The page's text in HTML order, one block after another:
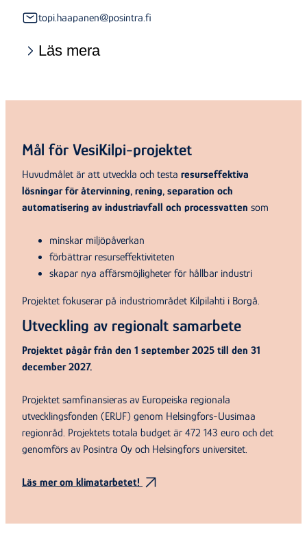
topi.haapanen@posintra.fi
Läs mera
Mål för VesiKilpi-projektet
Huvudmålet är att utveckla och testa resurseffektiva
lösningar för återvinning, rening, separation och
automatisering av industriavfall och processvatten som
minskar miljöpåverkan
förbättrar resurseffektiviteten
skapar nya affärsmöjligheter för hållbar industri
Projektet fokuserar på industriområdet Kilpilahti i Borgå.
Utveckling av regionalt samarbete
Projektet pågår från den 1 september 2025 till den 31
december 2027.
Projektet samfinansieras av Europeiska regionala
utvecklingsfonden (ERUF) genom Helsingfors-Uusimaa
regionråd. Projektets totala budget är 472 143 euro och det
genomförs av Posintra Oy och Helsingfors universitet.
Läs mer om klimatarbetet!